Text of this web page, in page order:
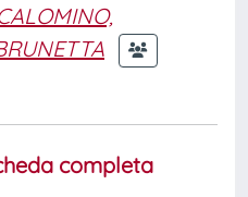
completa